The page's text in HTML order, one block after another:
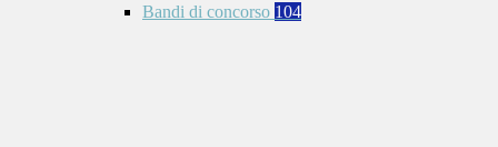
Bandi di concorso 104